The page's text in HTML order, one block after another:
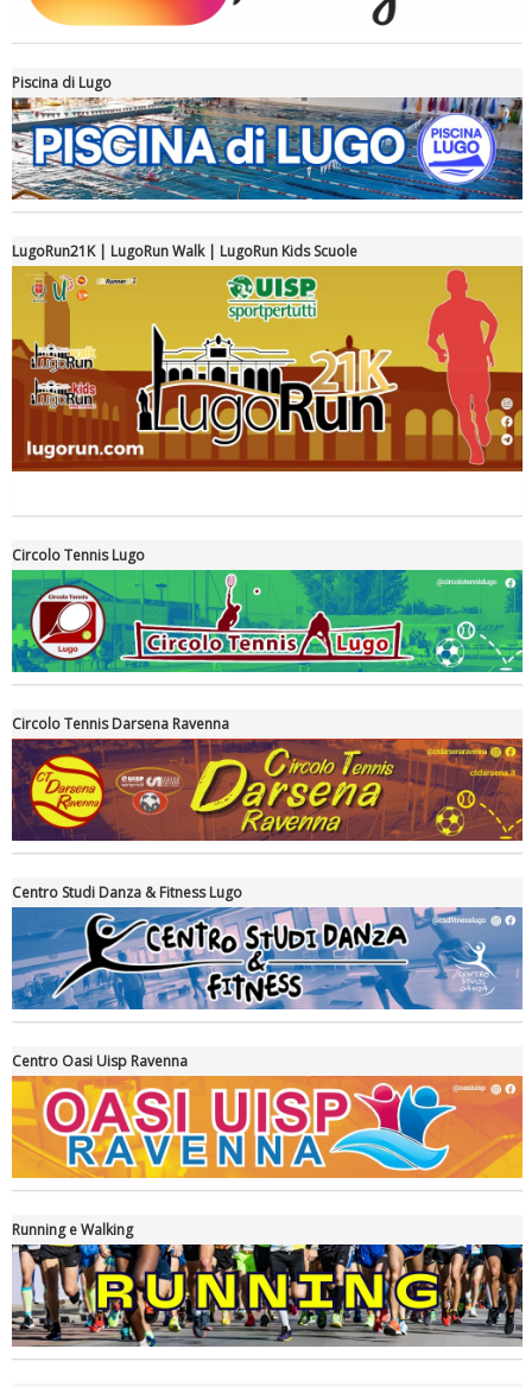
Luglio 2026: "Pensando con i piedi, si possono fare le
rivoluzioni"
Tiziano Pesce a Radio InBlu2000 traccia il bilancio della stagione
Ddl Lobby, Uisp: “Il Parlamento valorizzi le nostre specificità"
La formazione Uisp rallenta ma prosegue anche in estate
Piscina di Lugo
LugoRun21K | LugoRun Walk | LugoRun Kids Scuole
Circolo Tennis Lugo
Circolo Tennis Darsena Ravenna
Centro Studi Danza & Fitness Lugo
Centro Oasi Uisp Ravenna
Running e Walking